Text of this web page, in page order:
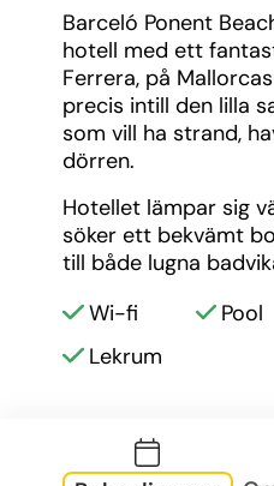
Barceló Ponent
hotell med ett
Ferrera, på
precis intill den lilla
som vill ha strand,
dörren.
Hotellet lämpar sig
söker ett bekvämt
till både lugna
Wi-fi
Pool
Lekrum